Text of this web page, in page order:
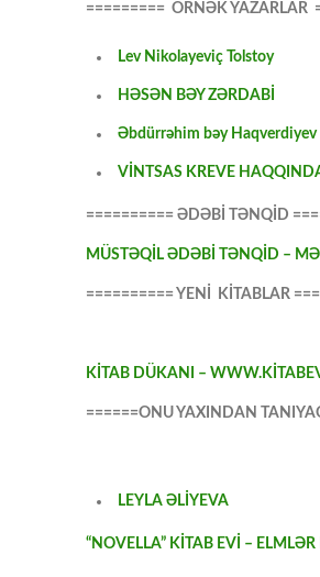
========= ÖRNƏK YAZARLAR
Lev Nikolayeviç Tolstoy
HƏSƏN BƏY ZƏRDABİ
Əbdürrəhim bəy Haqverdiyev
VİNTSAS KREVE
========== ƏDƏBİ TƏNQİD
MÜSTƏQİL ƏDƏBİ TƏNQİD –
========== YENİ KİTABLAR
KİTAB DÜKANI –
======ONU YAXINDAN
LEYLA ƏLİYEVA
“NOVELLA” KİTAB EVİ – ELMLƏR